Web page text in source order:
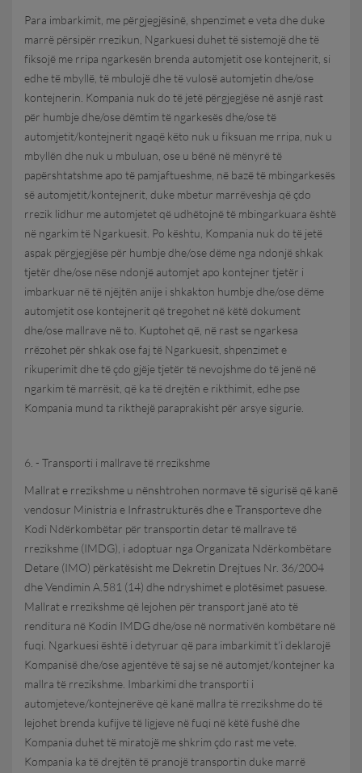
Para imbarkimit, me përgjegjësinë, shpenzimet e veta dhe duke
marrë përsipër rrezikun, Ngarkuesi duhet të sistemojë dhe të
fiksojë me rripa ngarkesën brenda automjetit ose kontejnerit, si
edhe të mbyllë, të mbulojë dhe të vulosë automjetin dhe/ose
kontejnerin. Kompania nuk do të jetë përgjegjëse në asnjë rast
për humbje dhe/ose dëmtim të ngarkesës dhe/ose të
automjetit/kontejnerit ngaqë këto nuk u fiksuan me rripa, nuk u
mbyllën dhe nuk u mbuluan, ose u bënë në mënyrë të
papërshtatshme apo të pamjaftueshme, në bazë të mbingarkesës
së automjetit/kontejnerit, duke mbetur marrëveshja që çdo
rrezik lidhur me automjetet që udhëtojnë të mbingarkuara është
në ngarkim të Ngarkuesit. Po kështu, Kompania nuk do të jetë
aspak përgjegjëse për humbje dhe/ose dëme nga ndonjë shkak
tjetër dhe/ose nëse ndonjë automjet apo kontejner tjetër i
imbarkuar në të njëjtën anije i shkakton humbje dhe/ose dëme
automjetit ose kontejnerit që tregohet në këtë dokument
dhe/ose mallrave në to. Kuptohet që, në rast se ngarkesa
rrëzohet për shkak ose faj të Ngarkuesit, shpenzimet e
rikuperimit dhe të çdo gjëje tjetër të nevojshme do të jenë në
ngarkim të marrësit, që ka të drejtën e rikthimit, edhe pse
Kompania mund ta rikthejë paraprakisht për arsye sigurie.
6. - Transporti i mallrave të rrezikshme
Mallrat e rrezikshme u nënshtrohen normave të sigurisë që kanë
vendosur Ministria e Infrastrukturës dhe e Transporteve dhe
Kodi Ndërkombëtar për transportin detar të mallrave të
rrezikshme (IMDG), i adoptuar nga Organizata Ndërkombëtare
Detare (IMO) përkatësisht me Dekretin Drejtues Nr. 36/2004
dhe Vendimin A.581 (14) dhe ndryshimet e plotësimet pasuese.
Mallrat e rrezikshme që lejohen për transport janë ato të
renditura në Kodin IMDG dhe/ose në normativën kombëtare në
fuqi. Ngarkuesi është i detyruar që para imbarkimit t’i deklarojë
Kompanisë dhe/ose agjentëve të saj se në automjet/kontejner ka
mallra të rrezikshme. Imbarkimi dhe transporti i
automjeteve/kontejnerëve që kanë mallra të rrezikshme do të
lejohet brenda kufijve të ligjeve në fuqi në këtë fushë dhe
Kompania duhet të miratojë me shkrim çdo rast me vete.
Kompania ka të drejtën të pranojë transportin duke marrë